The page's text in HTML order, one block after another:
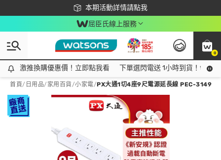
本期活動詳情請點我
下載app最高回饋$350
屈臣氏線上服務
0
激推換購優惠價！立即點我看
激推換購優惠價！立即點我看 下單選閃電送 1小時到貨！領神
首頁/ 日用品/ 家用百貨/小家電/PX大通1切4座9尺電源延長線 PEC-3149